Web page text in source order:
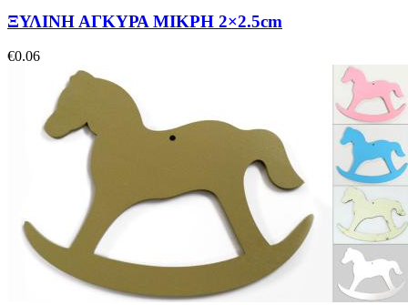
ΞΥΛΙΝΗ ΑΓΚΥΡΑ ΜΙΚΡΗ 2×2.5cm
€0.06